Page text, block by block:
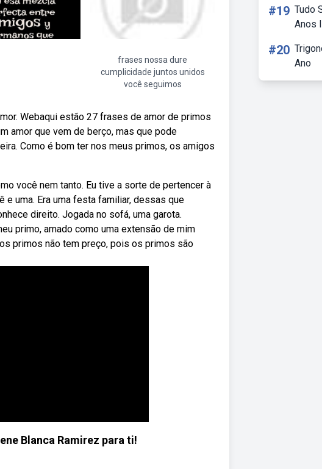
frases nossa dure
cumplicidade juntos unidos
você seguimos
Webaqui estão 27 frases de amor de primos
amor que vem de berço, mas que pode
Como é bom ter nos meus primos, os amigos
você nem tanto. Eu tive a sorte de pertencer à
uma. Era uma festa familiar, dessas que
direito. Jogada no sofá, uma garota.
primo, amado como uma extensão de mim
primos não tem preço, pois os primos são
Blanca Ramirez para ti!
#19 Tudo
Anos
#20
Ano